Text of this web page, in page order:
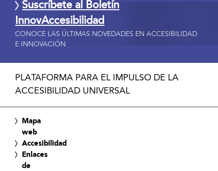
Suscríbete al Boletín
InnovAccesibilidad
CONOCE LAS ÚLTIMAS NOVEDADES EN ACCESIBILIDAD
E INNOVACIÓN
PLATAFORMA PARA EL IMPULSO DE LA
ACCESIBILIDAD UNIVERSAL
Mapa
web
Accesibilidad
Enlaces
de